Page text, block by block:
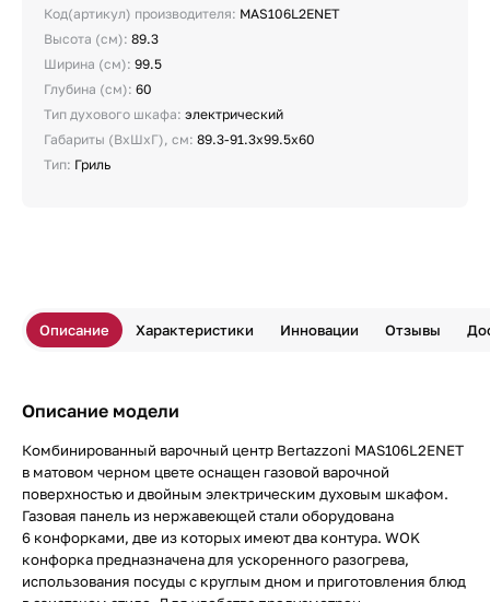
Код(артикул) производителя: MAS106L2ENET
Высота (см): 89.3
Ширина (см): 99.5
Глубина (см): 60
Тип духового шкафа: электрический
Габариты (ВхШхГ), см: 89.3-91.3х99.5х60
Тип: Гриль
Описание Характеристики Инновации Отзывы
Описание модели
Комбинированный варочный центр Bertazzoni MAS106L2ENET
в матовом черном цвете оснащен газовой варочной
поверхностью и двойным электрическим духовым шкафом.
Газовая панель из нержавеющей стали оборудована
6 конфорками, две из которых имеют два контура. WOK
конфорка предназначена для ускоренного разогрева,
использования посуды с круглым дном и приготовления блюд